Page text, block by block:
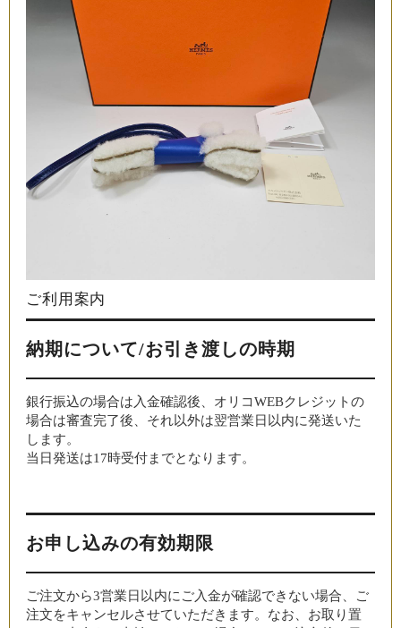
ご利用案内
納期について/お引き渡しの時期
銀行振込の場合は入金確認後、オリコWEBクレジットの
場合は審査完了後、それ以外は翌営業日以内に発送いた
します。
当日発送は17時受付までとなります。
お申し込みの有効期限
ご注文から3営業日以内にご入金が確認できない場合、ご
注文をキャンセルさせていただきます。なお、お取り置